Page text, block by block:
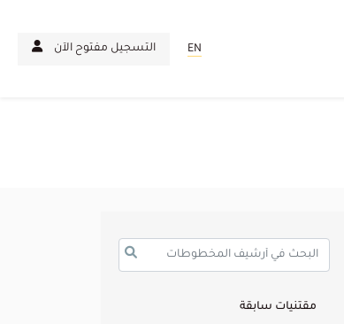
التسجيل مفتوح الآن EN
مقتنيات سابقة